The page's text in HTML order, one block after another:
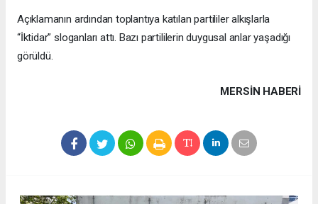
Açıklamanın ardından toplantıya katılan partililer alkışlarla
“İktidar” sloganları attı. Bazı partililerin duygusal anlar yaşadığı
görüldü.
MERSIN HABERİ